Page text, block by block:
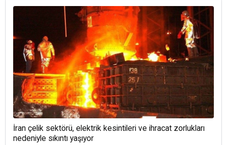
İran çelik sektörü, elektrik kesintileri ve ihracat zorlukları
nedeniyle sıkıntı yaşıyor